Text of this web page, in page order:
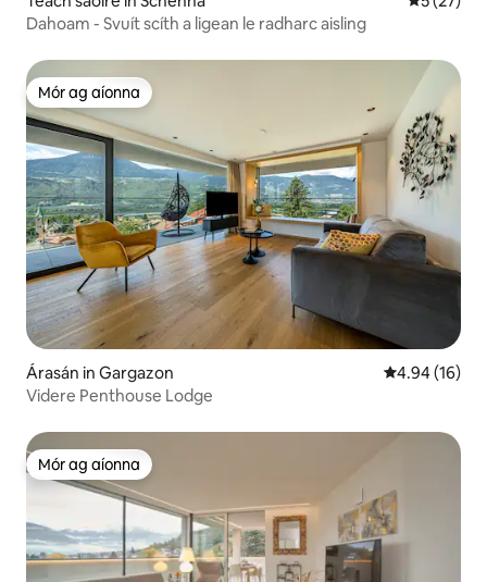
Dahoam - Svuít scíth a ligean le radharc aisling
Mór ag aíonna
Mór ag aíonna
Árasán in Gargazon Meánrátáil
4.94 (16)
Videre Penthouse Lodge
Mór ag aíonna
Mór ag aíonna